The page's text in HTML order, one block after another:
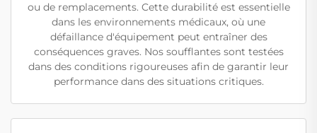
ou de remplacements. Cette durabilité est essentielle
dans les environnements médicaux, où une
défaillance d'équipement peut entraîner des
conséquences graves. Nos soufflantes sont testées
dans des conditions rigoureuses afin de garantir leur
performance dans des situations critiques.